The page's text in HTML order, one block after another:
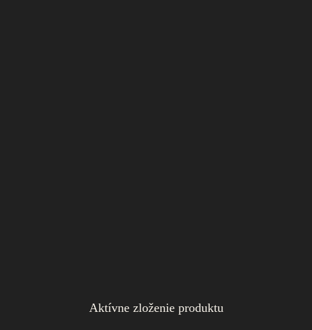
Aktívne zloženie produktu
®